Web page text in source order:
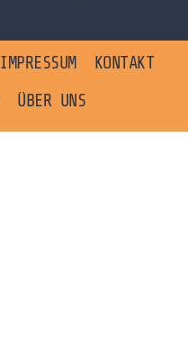
IMPRESSUM
KONTAKT
ÜBER UNS